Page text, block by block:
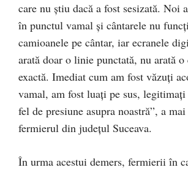
care nu știu dacă a fost sesizată. Noi
în punctul vamal și cântarele nu
camioanele pe cântar, iar ecranele
arată doar o linie punctată, nu arată o
exactă. Imediat cum am fost văzuți
vamal, am fost luați pe sus,
fel de presiune asupra noastră”, a
fermierul din județul Suceava.
În urma acestui demers, fermierii în